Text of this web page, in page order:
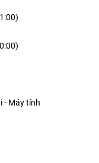
- Máy tính